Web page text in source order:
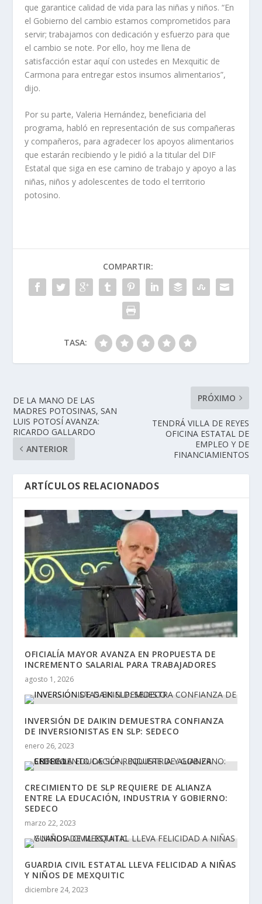
que garantice calidad de vida para las niñas y niños. “En
el Gobierno del cambio estamos comprometidos para
servir; trabajamos con dedicación y esfuerzo para que
el cambio se note. Por ello, hoy me llena de
satisfacción estar aquí con ustedes en Mexquitic de
Carmona para entregar estos insumos alimentarios”,
dijo.
Por su parte, Valeria Hernández, beneficiaria del
programa, habló en representación de sus compañeras
y compañeros, para agradecer los apoyos alimentarios
que estarán recibiendo y le pidió a la titular del DIF
Estatal que siga en ese camino de trabajo y apoyo a las
niñas, niños y adolescentes de todo el territorio
potosino.
COMPARTIR:
TASA:
DE LA MANO DE LAS
MADRES POTOSINAS, SAN
LUIS POTOSÍ AVANZA:
RICARDO GALLARDO
ANTERIOR
PRÓXIMO
TENDRÁ VILLA DE REYES
OFICINA ESTATAL DE
EMPLEO Y DE
FINANCIAMIENTOS
ARTÍCULOS RELACIONADOS
OFICIALÍA MAYOR AVANZA EN PROPUESTA DE
INCREMENTO SALARIAL PARA TRABAJADORES
agosto 1, 2026
INVERSIÓN DE DAIKIN DEMUESTRA CONFIANZA
DE INVERSIONISTAS EN SLP: SEDECO
enero 26, 2023
CRECIMIENTO DE SLP REQUIERE DE ALIANZA
ENTRE LA EDUCACIÓN, INDUSTRIA Y GOBIERNO:
SEDECO
marzo 22, 2023
GUARDIA CIVIL ESTATAL LLEVA FELICIDAD A NIÑAS
Y NIÑOS DE MEXQUITIC
diciembre 24, 2023